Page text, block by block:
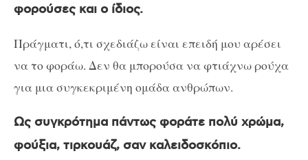
φορούσες και ο ίδιος.
Πράγματι, ό,τι σχεδιάζω είναι επειδή μου αρέσει
να το φοράω. Δεν θα μπορούσα να φτιάχνω ρούχα
για μια συγκεκριμένη ομάδα ανθρώπων.
Ως συγκρότημα πάντως φοράτε πολύ χρώμα,
φούξια, τιρκουάζ, σαν καλειδοσκόπιο.